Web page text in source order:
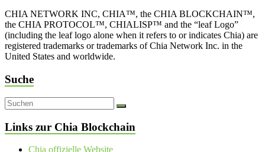
CHIA NETWORK INC, CHIA™, the CHIA BLOCKCHAIN™,
the CHIA PROTOCOL™, CHIALISP™ and the “leaf Logo”
(including the leaf logo alone when it refers to or indicates Chia) are
registered trademarks or trademarks of Chia Network Inc. in the
United States and worldwide.
Suche
Links zur Chia Blockchain
Chia offizielle Website